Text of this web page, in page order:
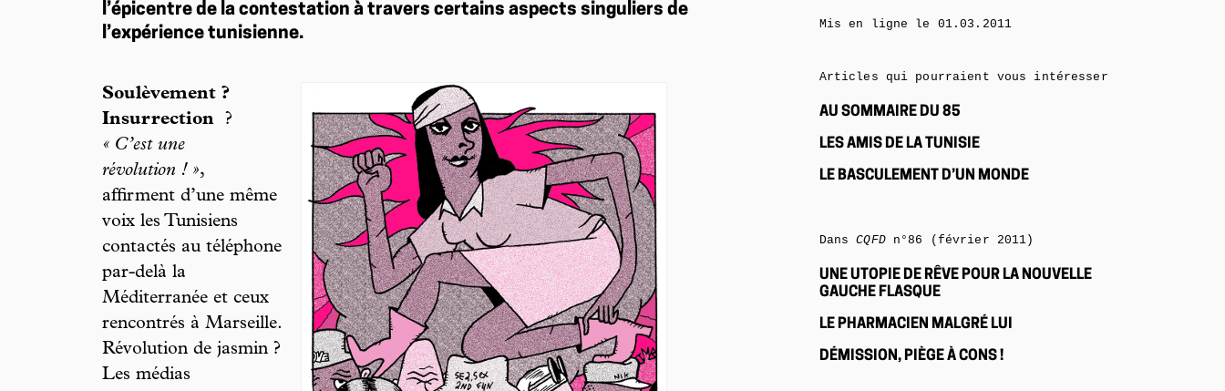
l’épicentre de la contestation à travers certains aspects singuliers de
l’expérience tunisienne.
Soulèvement ?
Insurrection
?
« C’est une
révolution ! »,
affirment d’une même
voix les Tunisiens
contactés au téléphone
par-delà la
Méditerranée et ceux
rencontrés à Marseille.
Révolution de jasmin ?
Les médias
Mis en ligne le 01.03.2011
Articles qui pourraient vous intéresser
AU SOMMAIRE DU 85
LES AMIS DE LA TUNISIE
LE BASCULEMENT D’UN MONDE
DansCQFDn°86 (février 2011)
UNE UTOPIE DE RÊVE POUR LA NOUVELLE
GAUCHE FLASQUE
LE PHARMACIEN MALGRÉ LUI
DÉMISSION, PIÈGE À CONS !